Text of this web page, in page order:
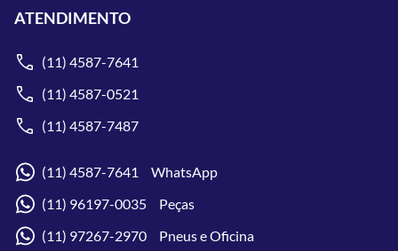
ATENDIMENTO
(11) 4587-7641
(11) 4587-0521
(11) 4587-7487
(11) 4587-7641 WhatsApp
(11) 96197-0035 Peças
(11) 97267-2970 Pneus e Oficina